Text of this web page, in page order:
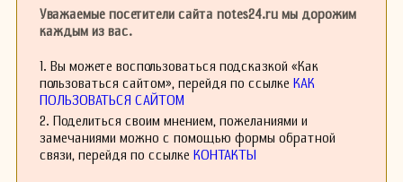
аккомпанементов во время концертов. Он
также был секретарем композитора Артура
в Гилдхоллской школе музыки. Уилфред
Бендалл скончался в Лондоне в возрасте
семидесяти лет.
Уважаемые посетители сайта notes24.ru мы дорожим
каждым из вас.
1. Вы можете воспользоваться подсказкой «Как
пользоваться сайтом», перейдя по ссылке КАК
ПОЛЬЗОВАТЬСЯ САЙТОМ
2. Поделиться своим мнением, пожеланиями и
замечаниями можно с помощью формы обратной
связи, перейдя по ссылке КОНТАКТЫ